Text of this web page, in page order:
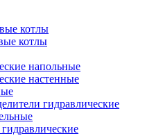
котлы
котлы
напольные
настенные
гидравлические